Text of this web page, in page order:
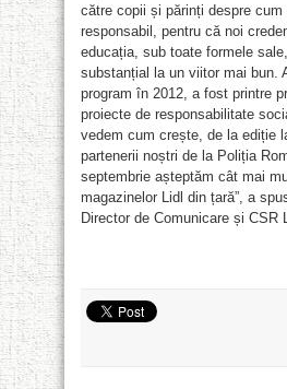
către copii și părinți despre
responsabil, pentru că noi
educația, sub toate formele
substanțial la un viitor mai bun.
program în 2012, a fost printre
proiecte de responsabilitate
vedem cum crește, de la ediție
partenerii noștri de la Poliția
septembrie așteptăm cât mai
magazinelor Lidl din țară”, a
Director de Comunicare și CSR